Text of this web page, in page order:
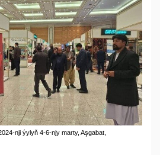
nji ýylyň 4-6-njy marty, Aşgabat,